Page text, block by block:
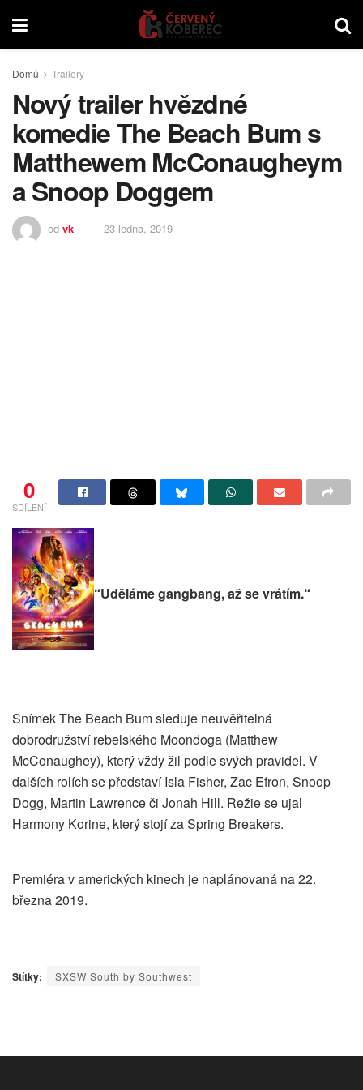
Domů Trailery
Nový trailer hvězdné
komedie The Beach Bum s
Matthewem McConaugheym
a Snoop Doggem
od vk 23 ledna, 2019
0
SDÍLENÍ
“Uděláme gangbang, až se vrátím.“
Snímek The Beach Bum sleduje neuvěřitelná
dobrodružství rebelského Moondoga (Matthew
McConaughey), který vždy žil podle svých pravidel. V
dalších rolích se představí Isla Fisher, Zac Efron, Snoop
Dogg, Martin Lawrence či Jonah Hill. Režie se ujal
Harmony Korine, který stojí za Spring Breakers.
Premiéra v amerických kinech je naplánovaná na 22.
března 2019.
Štítky: SXSW South by Southwest